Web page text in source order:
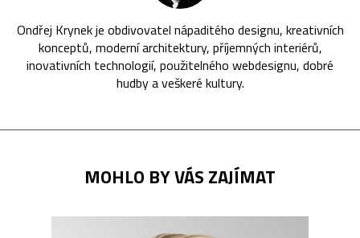
Ondřej Krynek je obdivovatel nápaditého designu, kreativních
konceptů, moderní architektury, příjemných interiérů,
inovativních technologií, použitelného webdesignu, dobré
hudby a veškeré kultury.
MOHLO BY VÁS ZAJÍMAT